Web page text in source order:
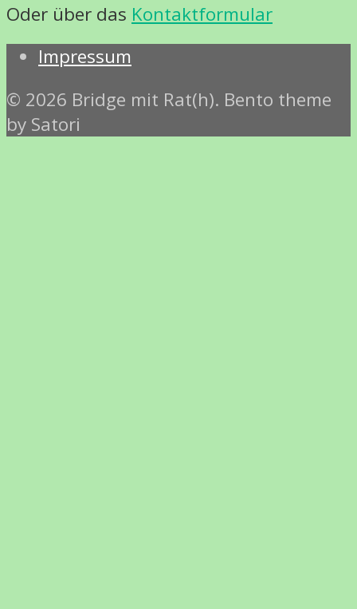
Oder über das Kontaktformular
Impressum
© 2026 Bridge mit Rat(h). Bento theme
by Satori